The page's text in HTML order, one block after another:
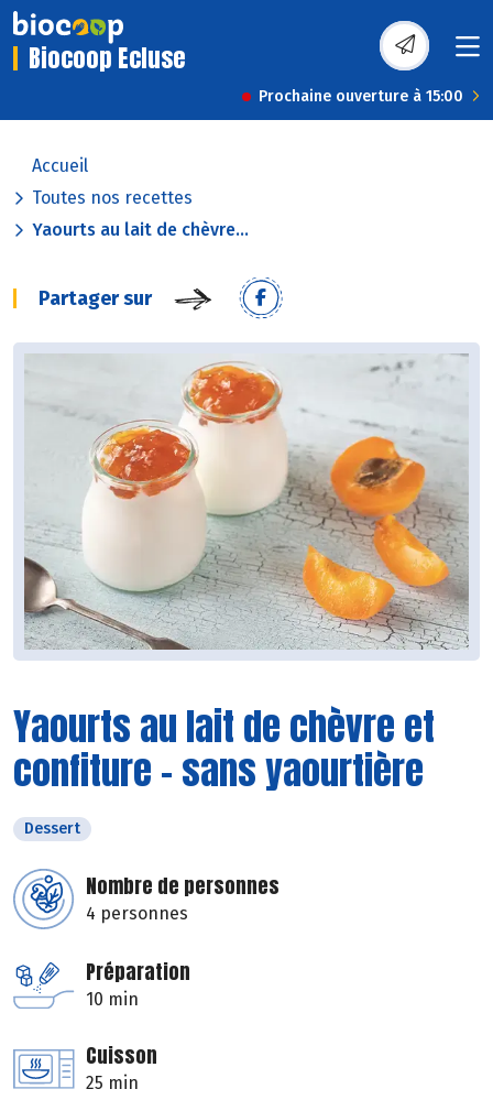
Biocoop Ecluse
Prochaine ouverture à 15:00
Accueil
Toutes nos recettes
Yaourts au lait de chèvre...
Partager sur
Yaourts au lait de chèvre et
confiture - sans yaourtière
Dessert
Nombre de personnes
4 personnes
Préparation
10 min
Cuisson
25 min